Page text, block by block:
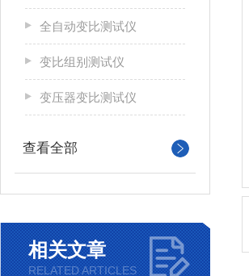
全自动变比测试仪
变比组别测试仪
变压器变比测试仪
查看全部
相关文章
RELATED ARTICLES